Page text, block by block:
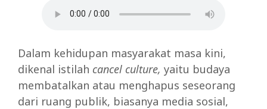
Dalam kehidupan masyarakat masa kini,
dikenal istilah cancel culture, yaitu budaya
membatalkan atau menghapus seseorang
dari ruang publik, biasanya media sosial,